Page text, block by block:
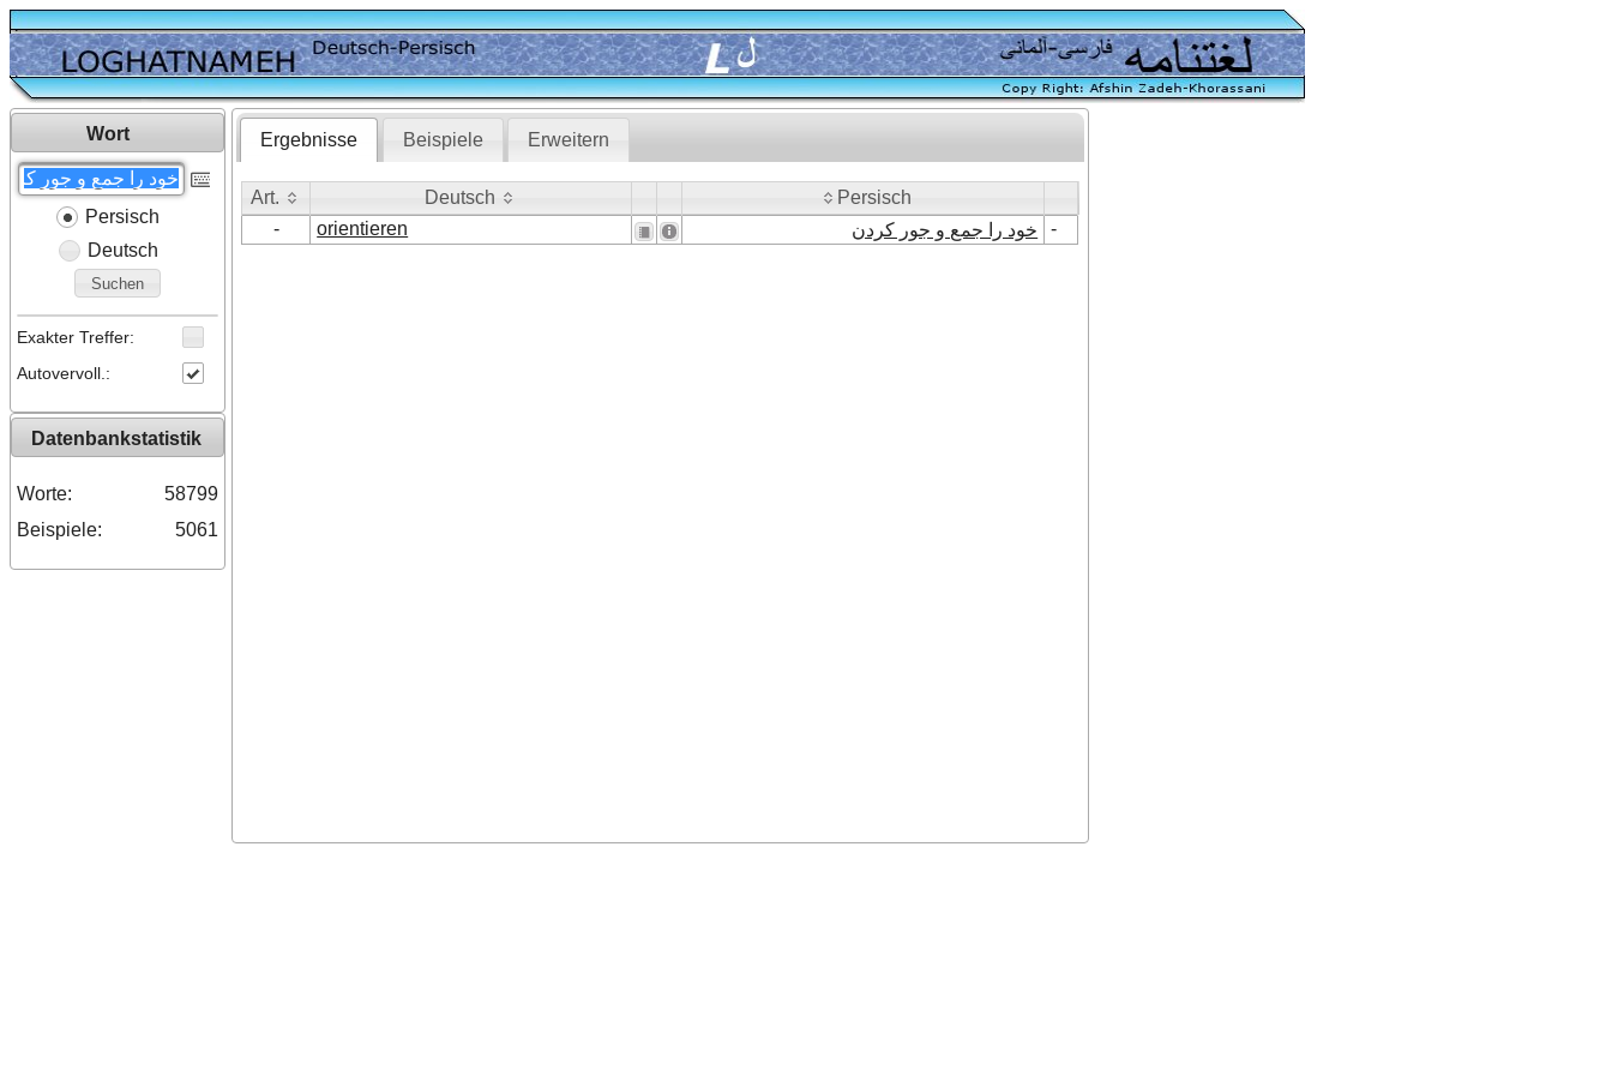
Wort
Persisch
Deutsch
Suchen
Exakter Treffer:
Autovervoll.:
Datenbankstatistik
Worte:
58799
Beispiele:
5061
Ergebnisse Beispiele Erweitern
Art. Deutsch
Persisch
Art.
Persisch
- orientieren خود را جمع و جور کردن -